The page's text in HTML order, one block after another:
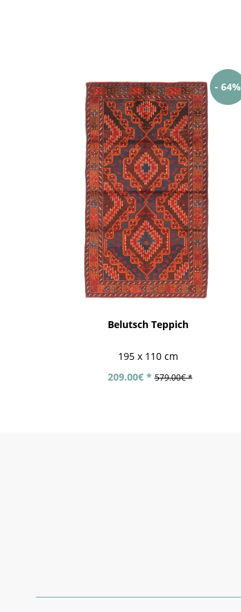
- 64%
Belutsch Teppich
195 x 110 cm
209.00€ * 579.00€ *